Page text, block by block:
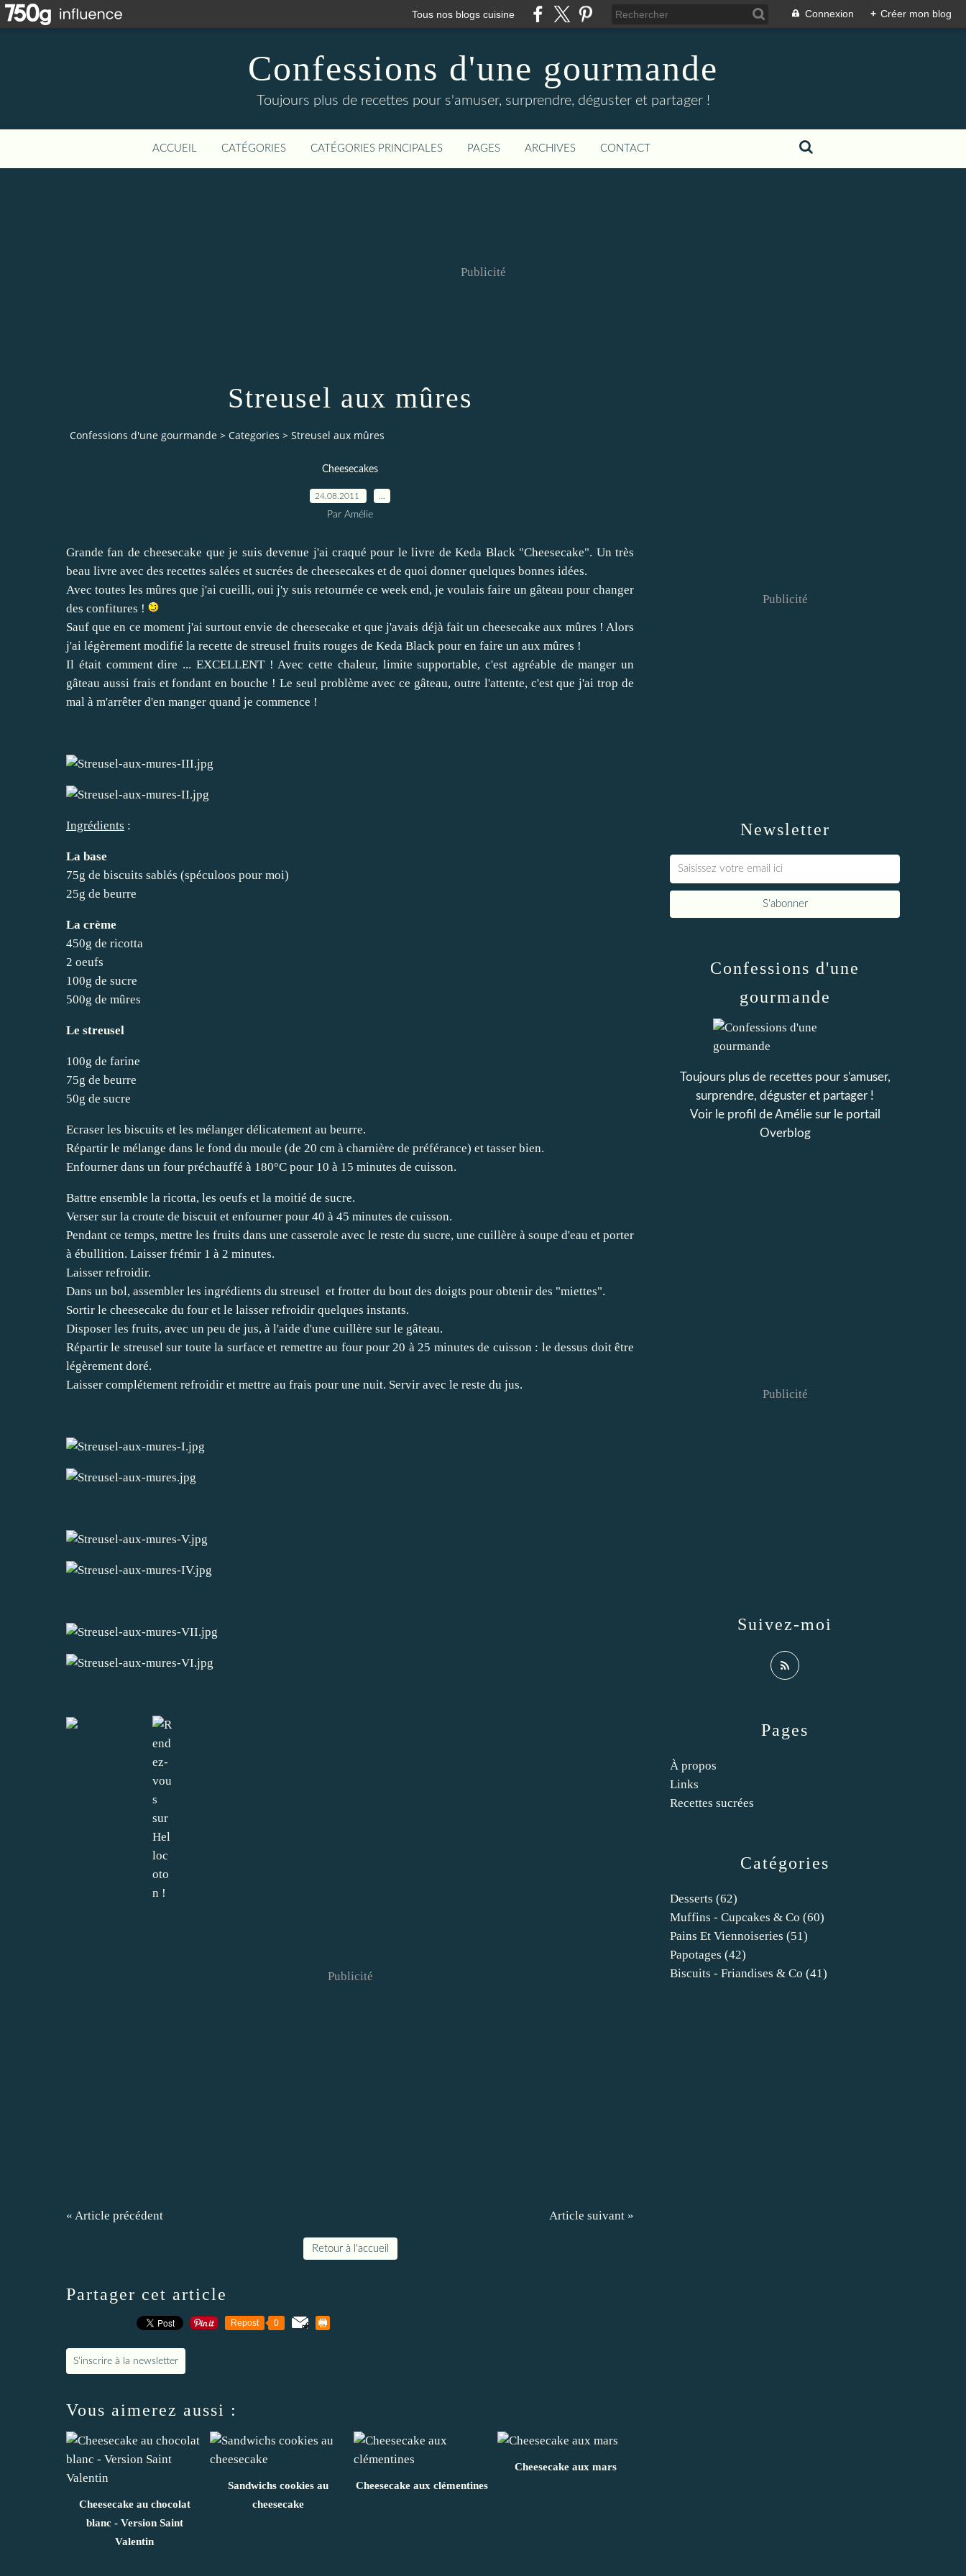
Tous nos blogs cuisine Connexion + Créer mon blog
Confessions d'une gourmande
Toujours plus de recettes pour s'amuser, surprendre, déguster et partager !
ACCUEIL CATÉGORIES CATÉGORIES PRINCIPALES PAGES ARCHIVES CONTACT
Publicité
Streusel aux mûres
Confessions d'une gourmande > Categories > Streusel aux mûres
Cheesecakes
24.08.2011
Par Amélie
Grande fan de cheesecake que je suis devenue j'ai craqué pour le livre de Keda Black "Cheesecake". Un très
beau livre avec des recettes salées et sucrées de cheesecakes et de quoi donner quelques bonnes idées.
Avec toutes les mûres que j'ai cueilli, oui j'y suis retournée ce week end, je voulais faire un gâteau pour changer
des confitures !
Sauf que en ce moment j'ai surtout envie de cheesecake et que j'avais déjà fait un cheesecake aux mûres ! Alors
j'ai légèrement modifié la recette de streusel fruits rouges de Keda Black pour en faire un aux mûres !
Il était comment dire ... EXCELLENT ! Avec cette chaleur, limite supportable, c'est agréable de manger un
gâteau aussi frais et fondant en bouche ! Le seul problème avec ce gâteau, outre l'attente, c'est que j'ai trop de
mal à m'arrêter d'en manger quand je commence !
Ingrédients :
La base
75g de biscuits sablés (spéculoos pour moi)
25g de beurre
La crème
450g de ricotta
2 oeufs
100g de sucre
500g de mûres
Le streusel
100g de farine
75g de beurre
50g de sucre
Ecraser les biscuits et les mélanger délicatement au beurre.
Répartir le mélange dans le fond du moule (de 20 cm à charnière de préférance) et tasser bien.
Enfourner dans un four préchauffé à 180°C pour 10 à 15 minutes de cuisson.
Battre ensemble la ricotta, les oeufs et la moitié de sucre.
Verser sur la croute de biscuit et enfourner pour 40 à 45 minutes de cuisson.
Pendant ce temps, mettre les fruits dans une casserole avec le reste du sucre, une cuillère à soupe d'eau et porter
à ébullition. Laisser frémir 1 à 2 minutes.
Laisser refroidir.
Dans un bol, assembler les ingrédients du streusel et frotter du bout des doigts pour obtenir des "miettes".
Sortir le cheesecake du four et le laisser refroidir quelques instants.
Disposer les fruits, avec un peu de jus, à l'aide d'une cuillère sur le gâteau.
Répartir le streusel sur toute la surface et remettre au four pour 20 à 25 minutes de cuisson : le dessus doit être
légèrement doré.
Laisser complétement refroidir et mettre au frais pour une nuit. Servir avec le reste du jus.
Publicité
« Article précédent Article suivant »
Retour à l'accueil
Partager cet article
Repost 0
S'inscrire à la newsletter
Vous aimerez aussi :
Cheesecake au chocolat
blanc - Version Saint
Valentin
Sandwichs cookies au
cheesecake
Cheesecake aux clémentines
Cheesecake aux mars
Newsletter
Publicité
Catégories
Desserts (62)
Muffins - Cupcakes & Co (60)
Pains Et Viennoiseries (51)
Papotages (42)
Biscuits - Friandises & Co (41)
Pages
À propos
Links
Recettes sucrées
Confessions d'une
gourmande
Toujours plus de recettes pour s'amuser,
surprendre, déguster et partager !
Voir le profil deAméliesur le portail
Overblog
Suivez-moi
Publicité